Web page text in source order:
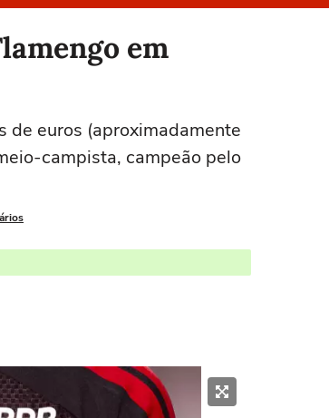
em
de euros (aproximadamente
campista, campeão pelo